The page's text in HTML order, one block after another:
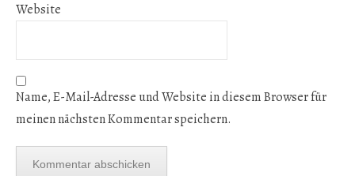
Website
Name, E-Mail-Adresse und Website in diesem Browser für
meinen nächsten Kommentar speichern.